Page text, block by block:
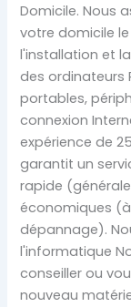
Domicile. Nous
votre domicile
l'installation et
des ordinateurs
portables,
connexion
expérience de
garantit un
rapide
économiques
dépannage).
l'informatique
conseiller ou
nouveau